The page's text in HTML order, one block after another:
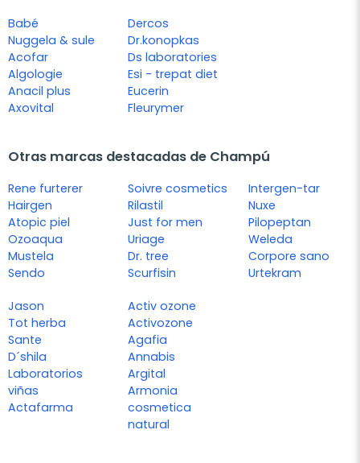
Babé
Nuggela & sule
Acofar
Algologie
Anacil plus
Axovital
Dercos
Dr.konopkas
Ds laboratories
Esi - trepat diet
Eucerin
Fleurymer
Otras marcas destacadas de Champú
Rene furterer
Hairgen
Atopic piel
Ozoaqua
Mustela
Sendo
Soivre cosmetics
Rilastil
Just for men
Uriage
Dr. tree
Scurfisin
Intergen-tar
Nuxe
Pilopeptan
Weleda
Corpore sano
Urtekram
Jason
Tot herba
Sante
D´shila
Laboratorios
viñas
Actafarma
Activ ozone
Activozone
Agafia
Annabis
Argital
Armonia
cosmetica
natural